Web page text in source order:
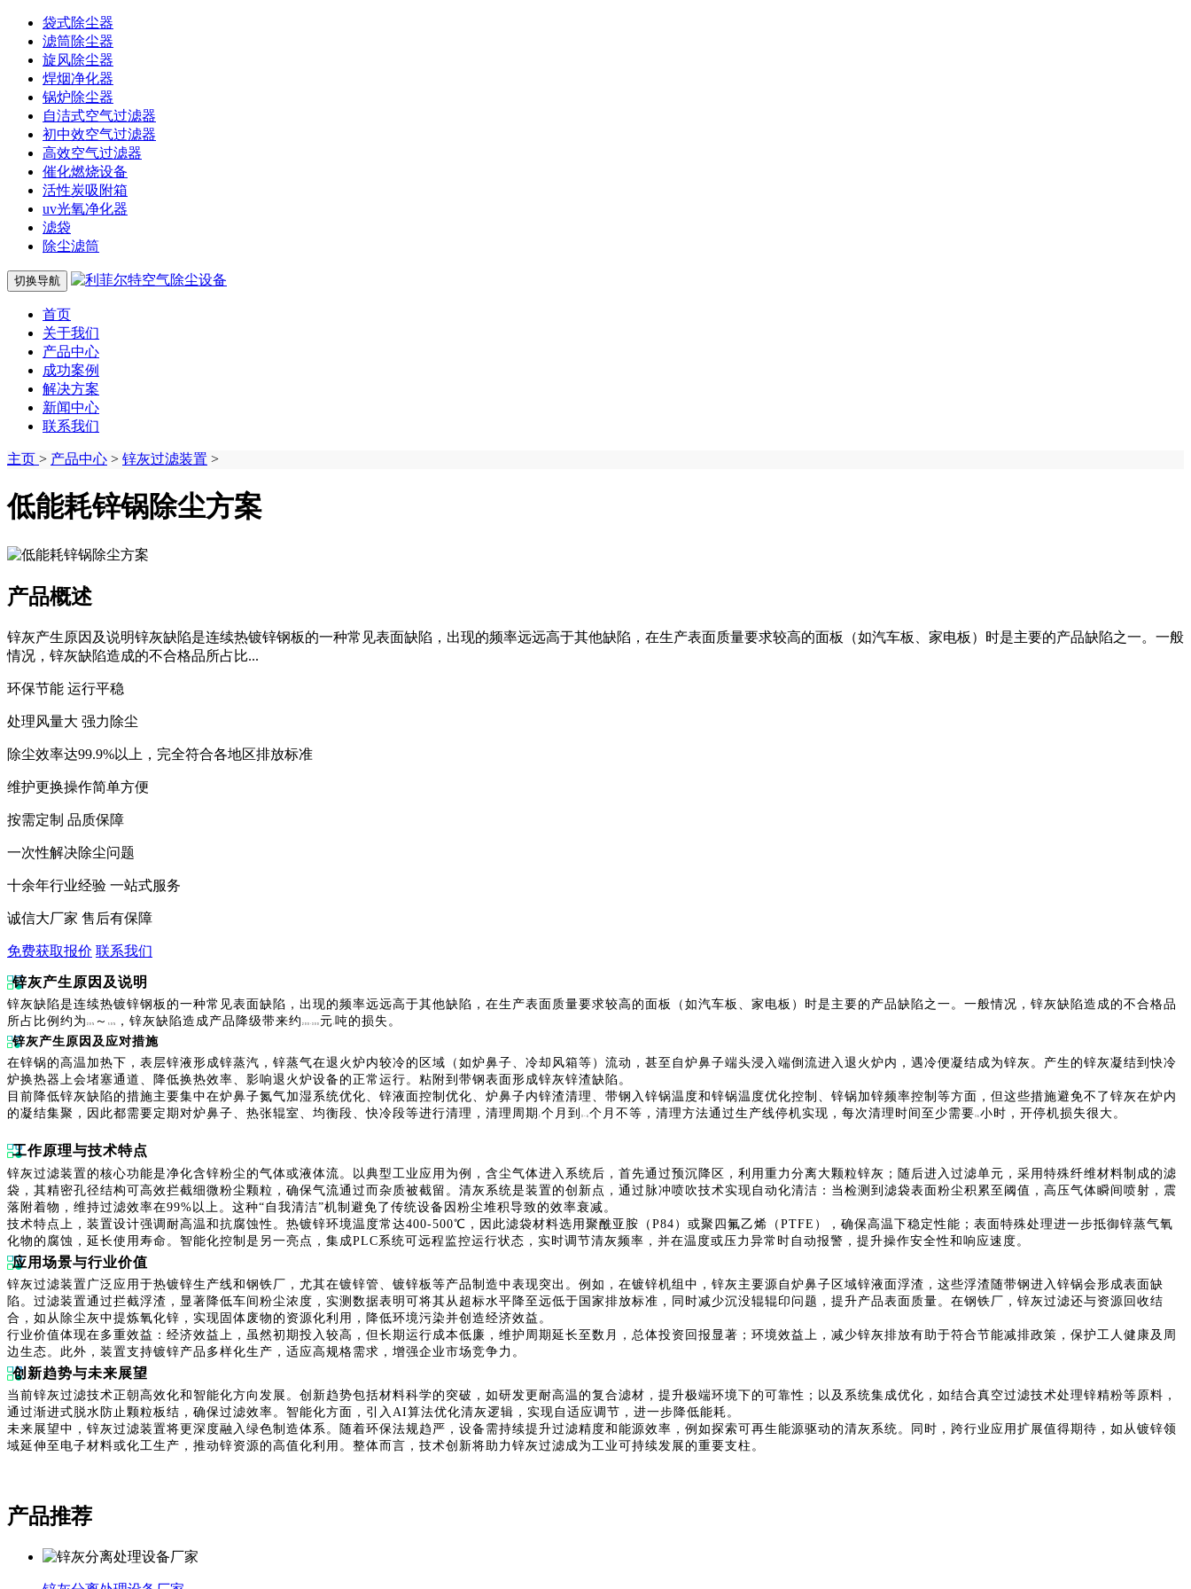
袋式除尘器
滤筒除尘器
旋风除尘器
焊烟净化器
锅炉除尘器
自洁式空气过滤器
初中效空气过滤器
高效空气过滤器
催化燃烧设备
活性炭吸附箱
uv光氧净化器
滤袋
除尘滤筒
切换导航
首页
关于我们
产品中心
成功案例
解决方案
新闻中心
联系我们
主页 > 产品中心 > 锌灰过滤装置 >
低能耗锌锅除尘方案
产品概述
锌灰产生原因及说明锌灰缺陷是连续热镀锌钢板的一种常见表面缺陷，出现的频率远远高于其他缺陷，在生产表面质量要求较高的面板（如汽车板、家电板）时是主要的产品缺陷之一。一般
情况，锌灰缺陷造成的不合格品所占比...
环保节能 运行平稳
处理风量大 强力除尘
除尘效率达99.9%以上，完全符合各地区排放标准
维护更换操作简单方便
按需定制 品质保障
一次性解决除尘问题
十余年行业经验 一站式服务
诚信大厂家 售后有保障
免费获取报价 联系我们
锌灰产生原因及说明
锌灰缺陷是连续热镀锌钢板的一种常见表面缺陷，出现的频率远远高于其他缺陷，在生产表面质量要求较高的面板（如汽车板、家电板）时是主要的产品缺陷之一。一般情况，锌灰缺陷造成的不合格品
所占比例约为
20% ～ ，锌灰缺陷造成产品降级带来约 200-300 元 吨的损失。
锌灰产生原因及应对措施
在锌锅的高温加热下，表层锌液形成锌蒸汽，锌蒸气在退火炉内较冷的区域（如炉鼻子、冷却风箱等）流动，甚至自炉鼻子端头浸入端倒流进入退火炉内，遇冷便凝结成为锌灰。产生的锌灰凝结到快冷
炉换热器上会堵塞通道、降低换热效率、影响退火炉设备的正常运行。粘附到带钢表面形成锌灰锌渣缺陷。
目前降低锌灰缺陷的措施主要集中在炉鼻子氮气加湿系统优化、锌液面控制优化、炉鼻子内锌渣清理、带钢入锌锅温度和锌锅温度优化控制、锌锅加锌频率控制等方面，但这些措施避免不了锌灰在炉内
的凝结集聚，因此都需要定期对炉鼻子、热张辊室、均衡段、快冷段等进行清理，清理周期
1 个月到 3~4 个月不等，清理方法通过生产线停机实现，每次清理时间至少需要 36 小时，开停机损失很大。
工作原理与技术特点
锌灰过滤装置的核心功能是净化含锌粉尘的气体或液体流。以典型工业应用为例，含尘气体进入系统后，首先通过预沉降区，利用重力分离大颗粒锌灰；随后进入过滤单元，采用特殊纤维材料制成的滤
袋，其精密孔径结构可高效拦截细微粉尘颗粒，确保气流通过而杂质被截留。清灰系统是装置的创新点，通过脉冲喷吹技术实现自动化清洁：当检测到滤袋表面粉尘积累至阈值，高压气体瞬间喷射，震
落附着物，维持过滤效率在99%以上。这种“自我清洁”机制避免了传统设备因粉尘堆积导致的效率衰减。
技术特点上，装置设计强调耐高温和抗腐蚀性。热镀锌环境温度常达400-500℃，因此滤袋材料选用聚酰亚胺（P84）或聚四氟乙烯（PTFE），确保高温下稳定性能；表面特殊处理进一步抵御锌蒸气氧
化物的腐蚀，延长使用寿命。智能化控制是另一亮点，集成PLC系统可远程监控运行状态，实时调节清灰频率，并在温度或压力异常时自动报警，提升操作安全性和响应速度。
应用场景与行业价值
锌灰过滤装置广泛应用于热镀锌生产线和钢铁厂，尤其在镀锌管、镀锌板等产品制造中表现突出。例如，在镀锌机组中，锌灰主要源自炉鼻子区域锌液面浮渣，这些浮渣随带钢进入锌锅会形成表面缺
陷。过滤装置通过拦截浮渣，显著降低车间粉尘浓度，实测数据表明可将其从超标水平降至远低于国家排放标准，同时减少沉没辊辊印问题，提升产品表面质量。在钢铁厂，锌灰过滤还与资源回收结
合，如从除尘灰中提炼氧化锌，实现固体废物的资源化利用，降低环境污染并创造经济效益。
行业价值体现在多重效益：经济效益上，虽然初期投入较高，但长期运行成本低廉，维护周期延长至数月，总体投资回报显著；环境效益上，减少锌灰排放有助于符合节能减排政策，保护工人健康及周
边生态。此外，装置支持镀锌产品多样化生产，适应高规格需求，增强企业市场竞争力。
创新趋势与未来展望
当前锌灰过滤技术正朝高效化和智能化方向发展。创新趋势包括材料科学的突破，如研发更耐高温的复合滤材，提升极端环境下的可靠性；以及系统集成优化，如结合真空过滤技术处理锌精粉等原料，
通过渐进式脱水防止颗粒板结，确保过滤效率。智能化方面，引入AI算法优化清灰逻辑，实现自适应调节，进一步降低能耗。
未来展望中，锌灰过滤装置将更深度融入绿色制造体系。随着环保法规趋严，设备需持续提升过滤精度和能源效率，例如探索可再生能源驱动的清灰系统。同时，跨行业应用扩展值得期待，如从镀锌领
域延伸至电子材料或化工生产，推动锌资源的高值化利用。整体而言，技术创新将助力锌灰过滤成为工业可持续发展的重要支柱。
产品推荐